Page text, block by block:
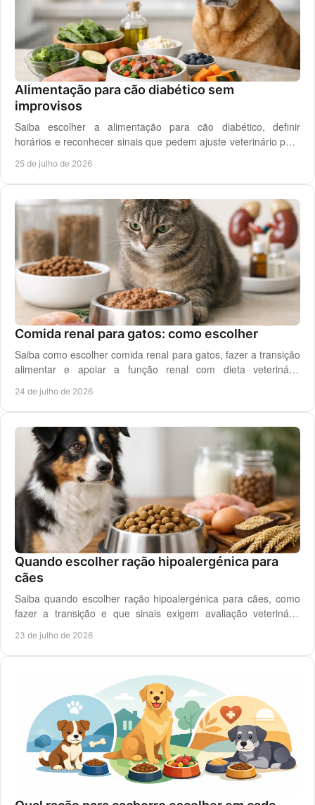
Alimentação para cão diabético sem
improvisos
Saiba escolher a alimentação para cão diabético, definir
horários e reconhecer sinais que pedem ajuste veterinário para
25 de julho de 2026
Comida renal para gatos: como escolher
Saiba como escolher comida renal para gatos, fazer a transição
alimentar e apoiar a função renal com dieta veterinária
24 de julho de 2026
Quando escolher ração hipoalergénica para
cães
Saiba quando escolher ração hipoalergénica para cães, como
fazer a transição e que sinais exigem avaliação veterinária
23 de julho de 2026